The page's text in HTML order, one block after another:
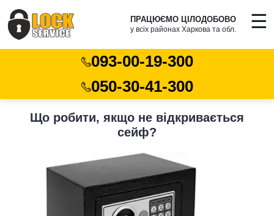
ПРАЦЮЄМО ЦІЛОДОБОВО
у всіх районах Харкова та обл. ☰
093-00-19-300
050-30-41-300
Що робити, якщо не відкривається
сейф?